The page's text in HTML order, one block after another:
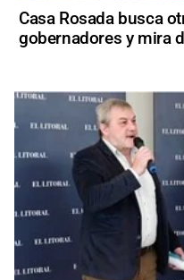
Casa Rosada busca
gobernadores y mira